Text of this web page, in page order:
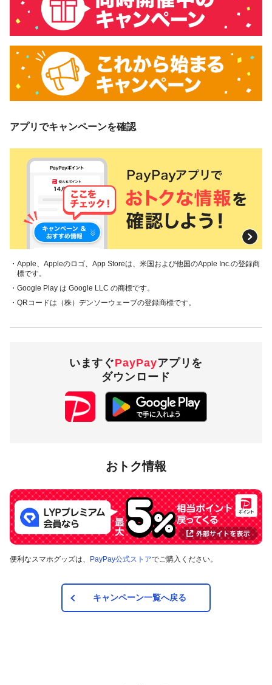
アプリでキャンペーンを確認
・Apple、Appleのロゴ、App Storeは、米国および他国のApple Inc.の登録商
標です。
・Google Play は Google LLC の商標です。
・QRコードは（株）デンソーウェーブの登録商標です。
いますぐPayPayアプリを
ダウンロード
おトク情報
便利なスマホグッズは、 PayPay公式ストアでご購入ください。
キャンペーン一覧へ戻る